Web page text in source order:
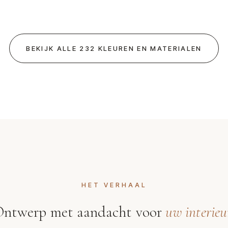
BEKIJK ALLE 232 KLEUREN EN MATERIALEN
HET VERHAAL
met aandacht voor uw